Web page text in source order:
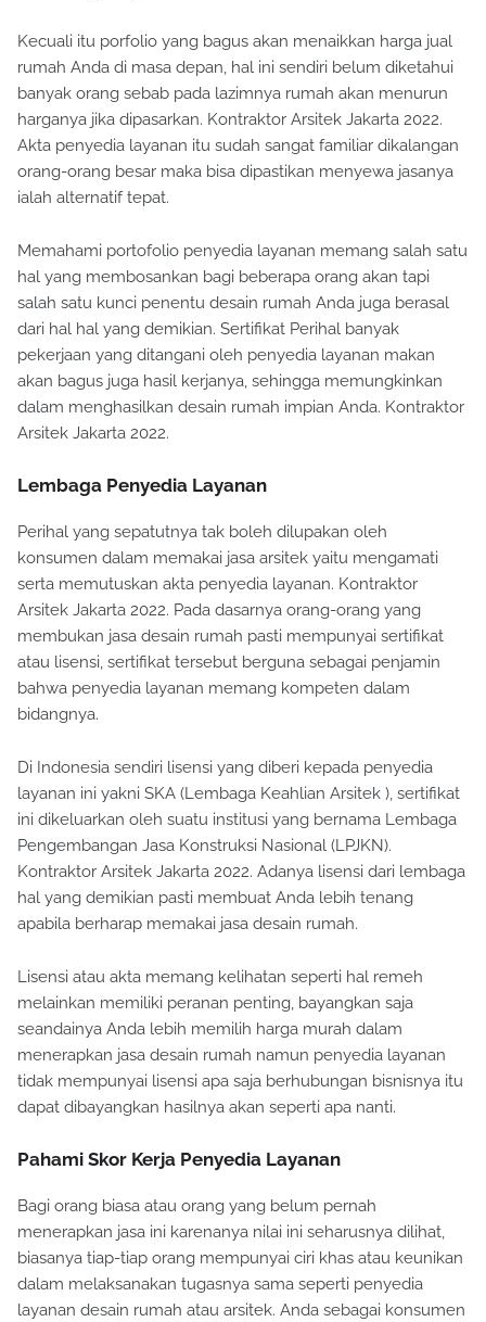
Kecuali itu porfolio yang bagus akan menaikkan harga jual
rumah Anda di masa depan, hal ini sendiri belum diketahui
banyak orang sebab pada lazimnya rumah akan menurun
harganya jika dipasarkan. Kontraktor Arsitek Jakarta 2022.
Akta penyedia layanan itu sudah sangat familiar dikalangan
orang-orang besar maka bisa dipastikan menyewa jasanya
ialah alternatif tepat.
Memahami portofolio penyedia layanan memang salah satu
hal yang membosankan bagi beberapa orang akan tapi
salah satu kunci penentu desain rumah Anda juga berasal
dari hal hal yang demikian. Sertifikat Perihal banyak
pekerjaan yang ditangani oleh penyedia layanan makan
akan bagus juga hasil kerjanya, sehingga memungkinkan
dalam menghasilkan desain rumah impian Anda. Kontraktor
Arsitek Jakarta 2022.
Lembaga Penyedia Layanan
Perihal yang sepatutnya tak boleh dilupakan oleh
konsumen dalam memakai jasa arsitek yaitu mengamati
serta memutuskan akta penyedia layanan. Kontraktor
Arsitek Jakarta 2022. Pada dasarnya orang-orang yang
membukan jasa desain rumah pasti mempunyai sertifikat
atau lisensi, sertifikat tersebut berguna sebagai penjamin
bahwa penyedia layanan memang kompeten dalam
bidangnya.
Di Indonesia sendiri lisensi yang diberi kepada penyedia
layanan ini yakni SKA (Lembaga Keahlian Arsitek ), sertifikat
ini dikeluarkan oleh suatu institusi yang bernama Lembaga
Pengembangan Jasa Konstruksi Nasional (LPJKN).
Kontraktor Arsitek Jakarta 2022. Adanya lisensi dari lembaga
hal yang demikian pasti membuat Anda lebih tenang
apabila berharap memakai jasa desain rumah.
Lisensi atau akta memang kelihatan seperti hal remeh
melainkan memiliki peranan penting, bayangkan saja
seandainya Anda lebih memilih harga murah dalam
menerapkan jasa desain rumah namun penyedia layanan
tidak mempunyai lisensi apa saja berhubungan bisnisnya itu
dapat dibayangkan hasilnya akan seperti apa nanti.
Pahami Skor Kerja Penyedia Layanan
Bagi orang biasa atau orang yang belum pernah
menerapkan jasa ini karenanya nilai ini seharusnya dilihat,
biasanya tiap-tiap orang mempunyai ciri khas atau keunikan
dalam melaksanakan tugasnya sama seperti penyedia
layanan desain rumah atau arsitek. Anda sebagai konsumen